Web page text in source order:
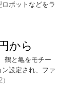
ボットなどをラ
から
鶴と亀をモチー
設定され、ファ